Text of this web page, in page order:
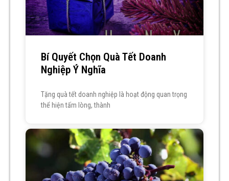
Bí Quyết Chọn Quà Tết Doanh
Nghiệp Ý Nghĩa
Tặng quà tết doanh nghiệp là hoạt động quan trọng
thể hiện tấm lòng, thành